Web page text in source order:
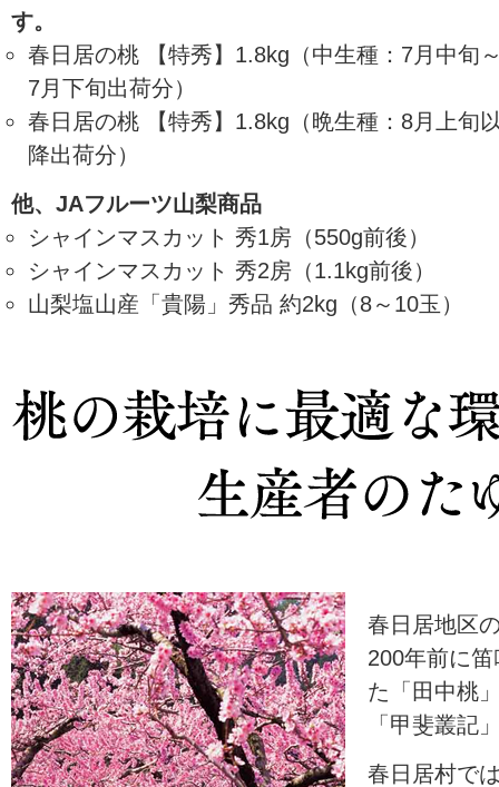
す。
春日居の桃 【特秀】1.8kg（中生種：7月中旬
7月下旬出荷分）
春日居の桃 【特秀】1.8kg（晩生種：8月上旬
降出荷分）
他、JAフルーツ山梨商品
シャインマスカット 秀1房（550g前後）
シャインマスカット 秀2房（1.1kg前後）
山梨塩山産「貴陽」秀品 約2kg（8～10玉）
春日居地区
200年前に
た「田中桃
「甲斐叢記
春日居村で